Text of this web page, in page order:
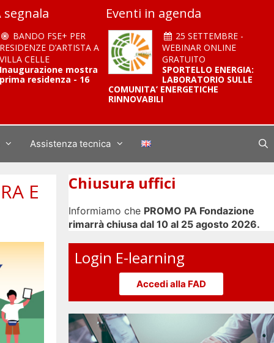
segnala
BANDO FSE+ PER
RESIDENZE D’ARTISTA A
VILLA CELLE
Inaugurazione mostra
prima residenza - 16
Eventi in agenda
25 SETTEMBRE -
WEBINAR ONLINE
GRATUITO
SPORTELLO ENERGIA:
LABORATORIO SULLE
COMUNITA’ ENERGETICHE
RINNOVABILI
Assistenza tecnica
E
Chiusura uffici
Informiamo che PROMO PA Fondazione
rimarrà chiusa dal 10 al 25 agosto 2026.
Login E-learning
Accedi alla FAD